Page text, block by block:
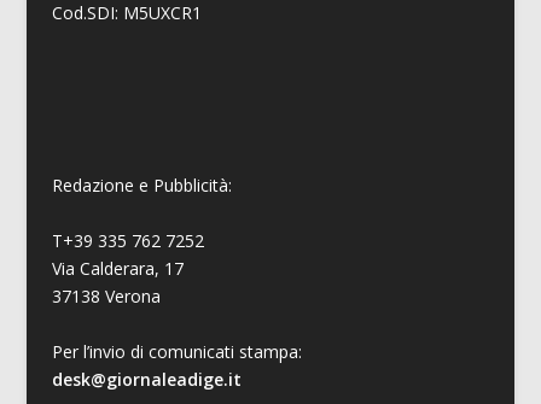
Cod.SDI: M5UXCR1
Redazione e Pubblicità:
T+39 335 762 7252
Via Calderara, 17
37138 Verona
Per l’invio di comunicati stampa:
desk@giornaleadige.it